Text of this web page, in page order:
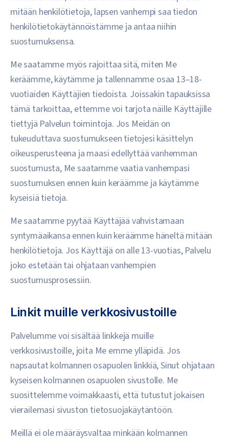
mitään henkilötietoja, lapsen vanhempi saa tiedon
henkilötietokäytännöistämme ja antaa niihin
suostumuksensa.
Me saatamme myös rajoittaa sitä, miten Me
keräämme, käytämme ja tallennamme osaa 13–18-
vuotiaiden Käyttäjien tiedoista. Joissakin tapauksissa
tämä tarkoittaa, ettemme voi tarjota näille Käyttäjille
tiettyjä Palvelun toimintoja. Jos Meidän on
tukeuduttava suostumukseen tietojesi käsittelyn
oikeusperusteena ja maasi edellyttää vanhemman
suostumusta, Me saatamme vaatia vanhempasi
suostumuksen ennen kuin keräämme ja käytämme
kyseisiä tietoja.
Me saatamme pyytää Käyttäjää vahvistamaan
syntymäaikansa ennen kuin keräämme häneltä mitään
henkilötietoja. Jos Käyttäjä on alle 13-vuotias, Palvelu
joko estetään tai ohjataan vanhempien
suostumusprosessiin.
Linkit muille verkkosivustoille
Palvelumme voi sisältää linkkejä muille
verkkosivustoille, joita Me emme ylläpidä. Jos
napsautat kolmannen osapuolen linkkiä, Sinut ohjataan
kyseisen kolmannen osapuolen sivustolle. Me
suosittelemme voimakkaasti, että tutustut jokaisen
vierailemasi sivuston tietosuojakäytäntöön.
Meillä ei ole määräysvaltaa minkään kolmannen